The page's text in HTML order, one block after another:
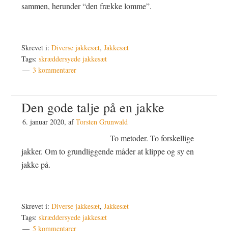
sammen, herunder “den frække lomme”.
Skrevet i:Diverse jakkesæt,Jakkesæt
Tags:skræddersyede jakkesæt
3 kommentarer
Den gode talje på en jakke
6. januar 2020, afTorsten Grunwald
To metoder. To forskellige
jakker. Om to grundliggende måder at klippe og sy en
jakke på.
Skrevet i:Diverse jakkesæt,Jakkesæt
Tags:skræddersyede jakkesæt
5 kommentarer